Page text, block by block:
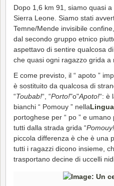
Dopo 1,6 km 91, siamo quasi
Sierra Leone. Siamo stati
Temne/Mende invisibile
dal secondo gruppo etnico
aspettavo di sentire qualcosa
che quasi ogni ragazzo grida a
E come previsto, il “ apoto ”
è sostituito da qualcosa di
“Toubab!“, “Porto!"o"Apoto!“: è
bianchi “ Pomouy ” nella
portoghese per “ po ” e umano
tutti dalla strada grida “Pomouy!
piccola differenza è che è una
tutti i ragazzi dicono insieme,
trasportano decine di uccelli